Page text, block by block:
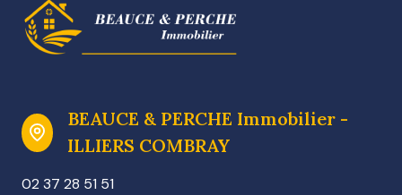
BEAUCE & PERCHE Immobilier -
ILLIERS COMBRAY
02 37 28 51 51